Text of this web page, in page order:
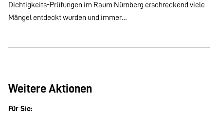
Dichtigkeits-Prüfungen im Raum Nürnberg erschreckend viele
Mängel entdeckt wurden und immer…
Weitere Aktionen
Für Sie: